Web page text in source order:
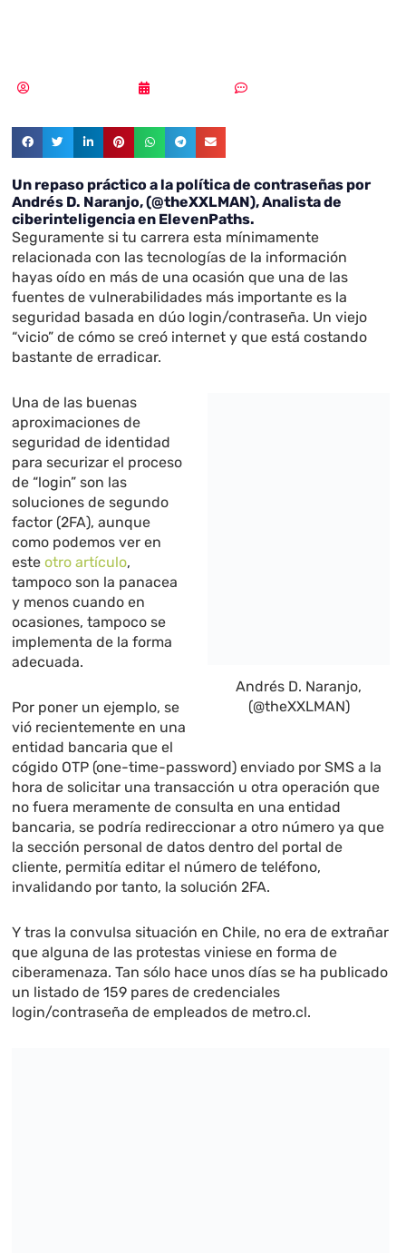
Un repaso práctico a la política de contraseñas por
Andrés D. Naranjo, (@theXXLMAN), Analista de
ciberinteligencia en ElevenPaths.
Seguramente si tu carrera esta mínimamente
relacionada con las tecnologías de la información
hayas oído en más de una ocasión que una de las
fuentes de vulnerabilidades más importante es la
seguridad basada en dúo login/contraseña. Un viejo
“vicio” de cómo se creó internet y que está costando
bastante de erradicar.
Andrés D. Naranjo,
(@theXXLMAN)
Una de las buenas
aproximaciones de
seguridad de identidad
para securizar el proceso
de “login” son las
soluciones de segundo
factor (2FA), aunque
como podemos ver en
esteotro artículo,
tampoco son la panacea
y menos cuando en
ocasiones, tampoco se
implementa de la forma
adecuada.
Por poner un ejemplo, se
vió recientemente en una
entidad bancaria que el
cógido OTP (one-time-password) enviado por SMS a la
hora de solicitar una transacción u otra operación que
no fuera meramente de consulta en una entidad
bancaria, se podría redireccionar a otro número ya que
la sección personal de datos dentro del portal de
cliente, permitía editar el número de teléfono,
invalidando por tanto, la solución 2FA.
Y tras la convulsa situación en Chile, no era de extrañar
que alguna de las protestas viniese en forma de
ciberamenaza. Tan sólo hace unos días se ha publicado
un listado de 159 pares de credenciales
login/contraseña de empleados de metro.cl.